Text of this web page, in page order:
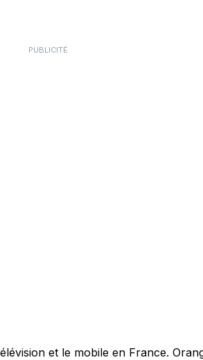
PUBLICITÉ
et le mobile en France.